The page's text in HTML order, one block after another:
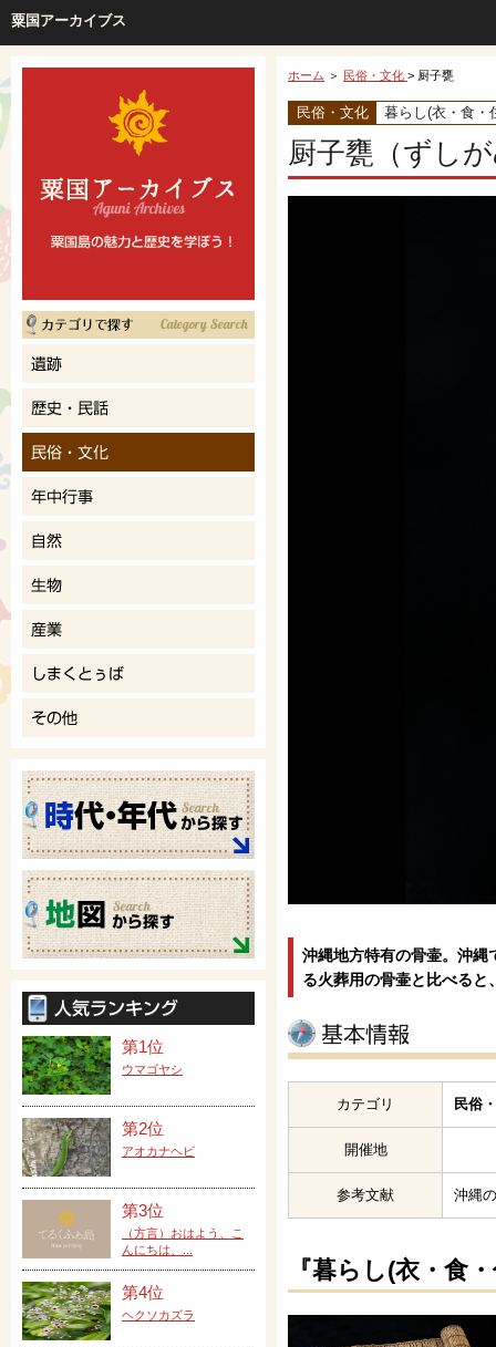
粟国アーカイブス
ホーム ＞ 民俗・文化 > 厨子甕
民俗・文化 暮らし(衣・食・
厨子甕（ずし
沖縄地方特有の骨壷。沖縄
る火葬用の骨壷と比べる
カテゴリ 民俗
開催地
参考文献 沖縄
『暮らし(衣・食
第1位
ウマゴヤシ
第2位
アオカナヘビ
第3位
（方言）おはよう、こ
んにちは、...
第4位
ヘクソカズラ